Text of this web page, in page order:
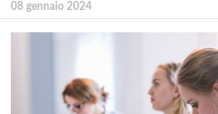
08 gennaio 2024